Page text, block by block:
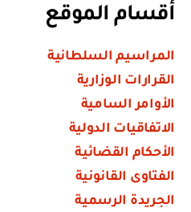
أقسام الموقع
المراسيم السلطانية
القرارات الوزارية
الأوامر السامية
الاتفاقيات الدولية
الأحكام القضائية
الفتاوى القانونية
الجريدة الرسمية